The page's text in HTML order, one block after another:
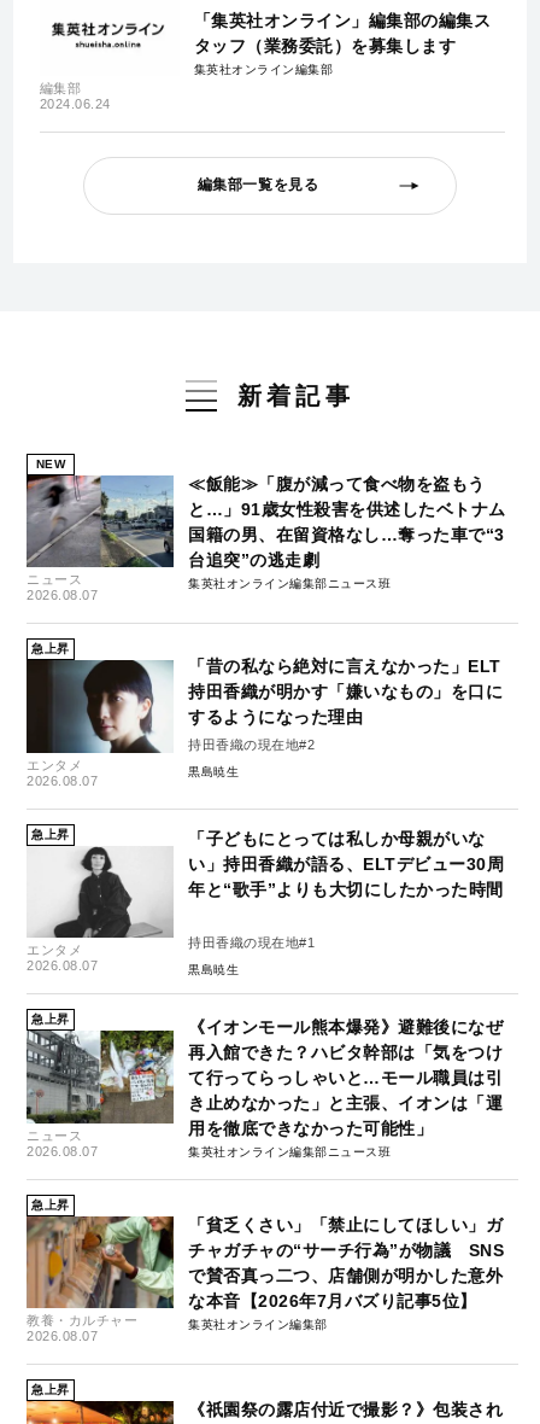
編集部
2024.06.24
「集英社オンライン」編集部の編集ス
タッフ（業務委託）を募集します
集英社オンライン編集部
編集部一覧を見る
新着記事
NEW
ニュース
2026.08.07
≪飯能≫「腹が減って食べ物を盗もう
と…」91歳女性殺害を供述したベトナム
国籍の男、在留資格なし…奪った車で“3
台追突”の逃走劇
集英社オンライン編集部ニュース班
急上昇
エンタメ
2026.08.07
「昔の私なら絶対に言えなかった」ELT
持田香織が明かす「嫌いなもの」を口に
するようになった理由
持田香織の現在地#2
黒島暁生
急上昇
エンタメ
2026.08.07
「子どもにとっては私しか母親がいな
い」持田香織が語る、ELTデビュー30周
年と“歌手”よりも大切にしたかった時間
持田香織の現在地#1
黒島暁生
急上昇
ニュース
2026.08.07
《イオンモール熊本爆発》避難後になぜ
再入館できた？ハビタ幹部は「気をつけ
て行ってらっしゃいと…モール職員は引
き止めなかった」と主張、イオンは「運
用を徹底できなかった可能性」
集英社オンライン編集部ニュース班
急上昇
教養・カルチャー
2026.08.07
「貧乏くさい」「禁止にしてほしい」ガ
チャガチャの“サーチ行為”が物議 SNS
で賛否真っ二つ、店舗側が明かした意外
な本音【2026年7月バズり記事5位】
集英社オンライン編集部
急上昇
《祇園祭の露店付近で撮影？》包装され